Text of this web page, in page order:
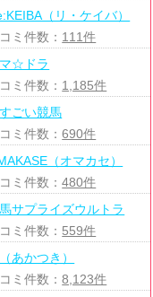
（リ・ケイバ）
ミ件数： 111件
☆ドラ
ミ件数： 1,185件
ごい競馬
ミ件数：690件
（オマカセ）
ミ件数：480件
サプライズウルトラ
ミ件数： 559件
あかつき）
ミ件数：8,123件